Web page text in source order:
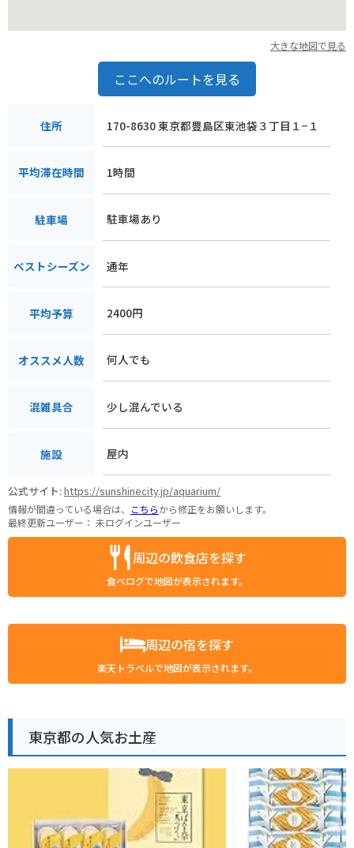
大きな地図で見る
ここへのルートを見る
住所 170-8630 東京都豊島区東池袋３丁目１−１
平均滞在時間 1時間
駐車場 駐車場あり
ベストシーズン 通年
平均予算 2400円
オススメ人数 何人でも
混雑具合 少し混んでいる
施設 屋内
公式サイト:https://sunshinecity.jp/aquarium/
情報が間違っている場合は、 こちらから修正をお願いします。
最終更新ユーザー： 未ログインユーザー
周辺の飲食店を探す
食べログで地図が表示されます。
周辺の宿を探す
楽天トラベルで地図が表示されます。
東京都の人気お土産